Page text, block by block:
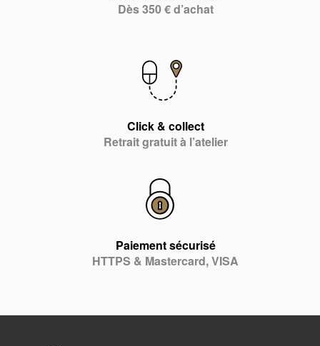
Dès 350 € d’achat
Click & collect
Retrait gratuit à l’atelier
Paiement sécurisé
HTTPS & Mastercard, VISA